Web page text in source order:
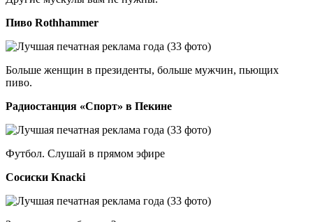
Пиво Rothhammer
Больше женщин в президенты, больше мужчин, пьющих
пиво.
Радиостанция «Спорт» в Пекине
Футбол. Слушай в прямом эфире
Сосиски Knacki